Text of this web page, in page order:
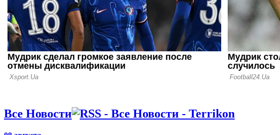
Все Новости